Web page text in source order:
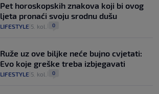
Pet horoskopskih znakova koji bi ovog
ljeta pronaći svoju srodnu dušu
LIFESTYLE 5. kol. 0
Ruže uz ove biljke neće bujno cvjetati:
Evo koje greške treba izbjegavati
LIFESTYLE 5. kol. 0